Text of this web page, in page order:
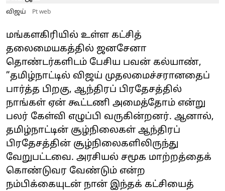
விஜய் Pt web
மங்களகிரியில் உள்ள கட்சித்
தலைமையகத்தில் ஜனசேனா
தொண்டர்களிடம் பேசிய பவன் கல்யாண்,
”தமிழ்நாட்டில் விஜய் முதலமைச்சரானதைப்
பார்த்த பிறகு, ஆந்திரப் பிரதேசத்தில்
நாங்கள் ஏன் கூட்டணி அமைத்தோம் என்று
பலர் கேள்வி எழுப்பி வருகின்றனர். ஆனால்,
தமிழ்நாட்டின் சூழ்நிலைகள் ஆந்திரப்
பிரதேசத்தின் சூழ்நிலைகளிலிருந்து
வேறுபட்டவை. அரசியல் சமூக மாற்றத்தைக்
கொண்டுவர வேண்டும் என்ற
நம்பிக்கையுடன் நான் இந்தக் கட்சியைத்